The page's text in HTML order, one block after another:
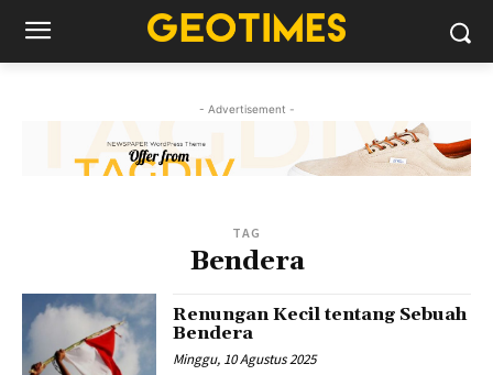
- Advertisement -
TAG
Bendera
Renungan Kecil tentang Sebuah
Bendera
Minggu, 10 Agustus 2025